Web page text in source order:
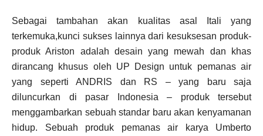
Sebagai tambahan akan kualitas asal Itali yang
terkemuka,kunci sukses lainnya dari kesuksesan produk-
produk Ariston adalah desain yang mewah dan khas
dirancang khusus oleh UP Design untuk pemanas air
yang seperti ANDRIS dan RS – yang baru saja
diluncurkan di pasar Indonesia – produk tersebut
menggambarkan sebuah standar baru akan kenyamanan
hidup. Sebuah produk pemanas air karya Umberto